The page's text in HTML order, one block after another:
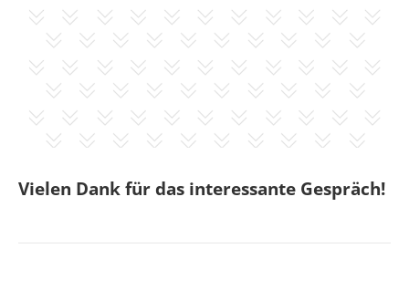
Vielen Dank für das interessante Gespräch!